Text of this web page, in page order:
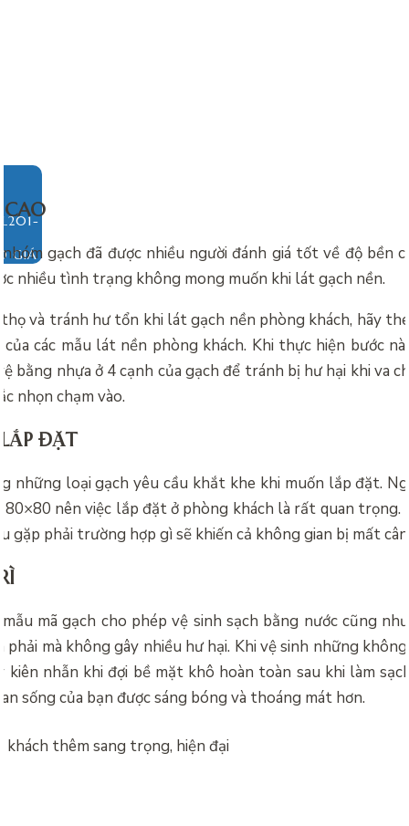
GIÁ
nhóm gạch đã được nhiều người đánh giá tốt về độ bền
nhiều tình trạng không mong muốn khi lát gạch nền.
và tránh hư tổn khi lát gạch nền phòng khách, hãy
các mẫu lát nền phòng khách. Khi thực hiện bước
bằng nhựa ở 4 cạnh của gạch để tránh bị hư hại khi va
nhọn chạm vào.
ĐẶT
những loại gạch yêu cầu khắt khe khi muốn lắp đặt.
80×80 nên việc lắp đặt ở phòng khách là rất quan trọng.
gặp phải trường hợp gì sẽ khiến cả không gian bị mất
mẫu mã gạch cho phép vệ sinh sạch bằng nước cũng
phải mà không gây nhiều hư hại. Khi vệ sinh những
kiên nhẫn khi đợi bề mặt khô hoàn toàn sau khi làm
sống của bạn được sáng bóng và thoáng mát hơn.